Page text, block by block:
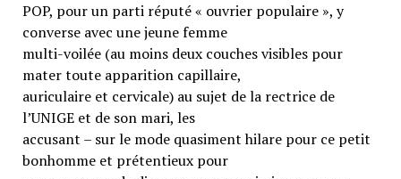
POP, pour un parti réputé « ouvrier populaire », y
converse avec une jeune femme
multi-voilée (au moins deux couches visibles pour
mater toute apparition capillaire,
auriculaire et cervicale) au sujet de la rectrice de
l’UNIGE et de son mari, les
accusant – sur le mode quasiment hilare pour ce petit
bonhomme et prétentieux pour